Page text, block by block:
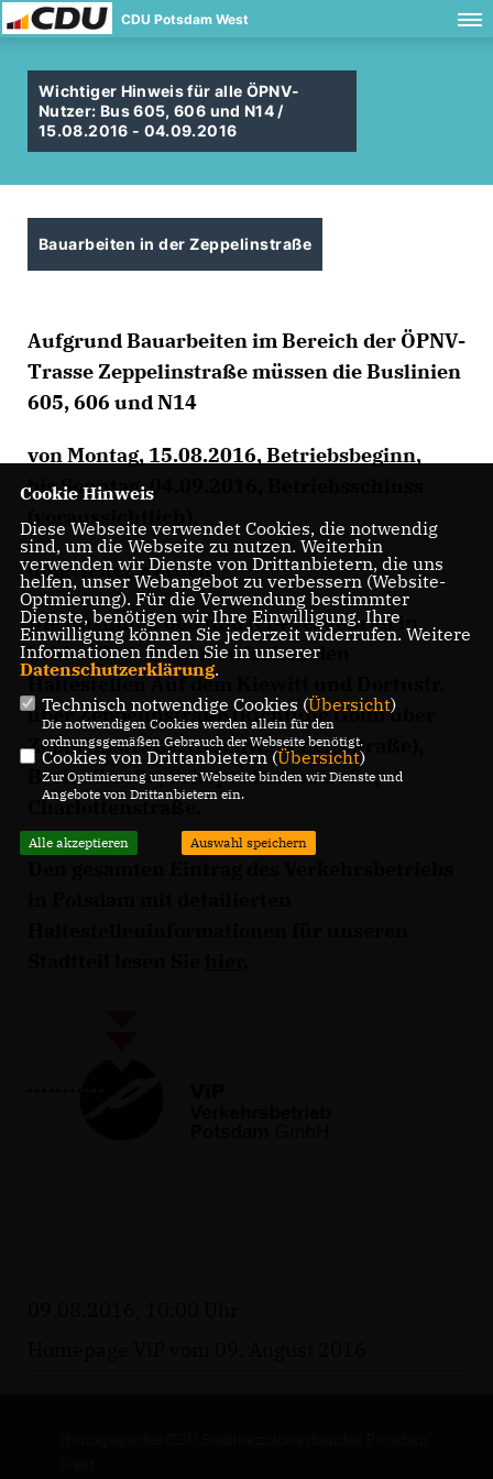
CDU Potsdam West
Wichtiger Hinweis für alle ÖPNV-
Nutzer: Bus 605, 606 und N14 /
15.08.2016 - 04.09.2016
Bauarbeiten in der Zeppelinstraße
Aufgrund Bauarbeiten im Bereich der ÖPNV-
Trasse Zeppelinstraße müssen die Buslinien
605, 606 und N14
von Montag, 15.08.2016, Betriebsbeginn,
bis Sonntag, 04.09.2016, Betriebsschluss
(voraussichtlich),
umgeleitet werden.
Die Buslinien 605 und N14 verkehren in
beiden Richtungen zwischen den
Haltestellen Auf dem Kiewitt und Dortustr.
über Zeppelinstraße (Richtung Golm über
Zeppelinstraße, Geschw.-Scholl-Straße),
Breite Straße, Schopenhauerstraße,
Charlottenstraße.
Cookie Hinweis
Diese Webseite verwendet Cookies, die notwendig
sind, um die Webseite zu nutzen. Weiterhin
verwenden wir Dienste von Drittanbietern, die uns
helfen, unser Webangebot zu verbessern (Website-
Optmierung). Für die Verwendung bestimmter
Dienste, benötigen wir Ihre Einwilligung. Ihre
Einwilligung können Sie jederzeit widerrufen. Weitere
Informationen finden Sie in unserer
Datenschutzerklärung.
Technisch notwendige Cookies (Übersicht)
Die notwendigen Cookies werden allein für den
ordnungsgemäßen Gebrauch der Webseite benötigt.
Cookies von Drittanbietern (Übersicht)
Zur Optimierung unserer Webseite binden wir Dienste und
Angebote von Drittanbietern ein.
Alle akzeptieren Auswahl speichern